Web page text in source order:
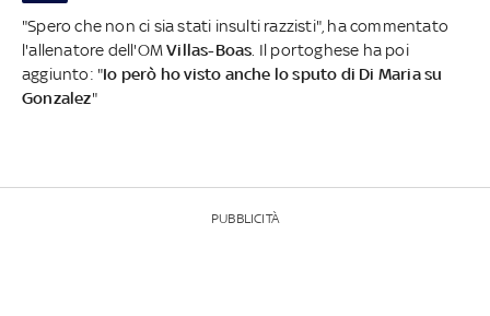
"Spero che non ci sia stati insulti razzisti", ha commentato
l'allenatore dell'OMVillas-Boas . Il portoghese ha poi
aggiunto: "Io però ho visto anche lo sputo di Di Maria su
Gonzalez"
PUBBLICITÀ